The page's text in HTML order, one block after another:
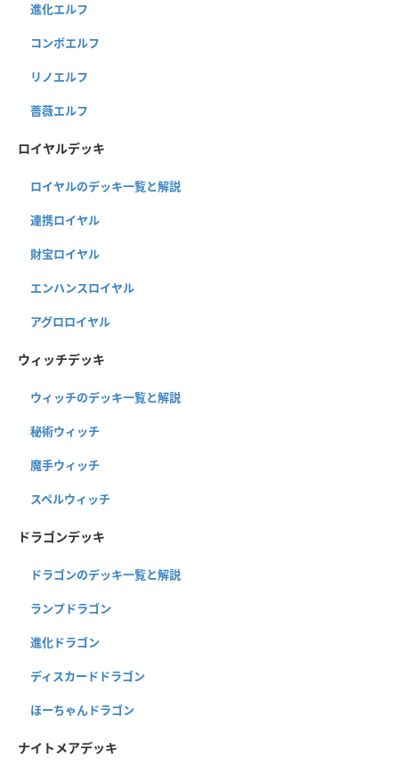
進化エルフ
コンボエルフ
リノエルフ
薔薇エルフ
ロイヤルデッキ
ロイヤルのデッキ一覧と解説
連携ロイヤル
財宝ロイヤル
エンハンスロイヤル
アグロロイヤル
ウィッチデッキ
ウィッチのデッキ一覧と解説
秘術ウィッチ
魔手ウィッチ
スペルウィッチ
ドラゴンデッキ
ドラゴンのデッキ一覧と解説
ランプドラゴン
進化ドラゴン
ディスカードドラゴン
ほーちゃんドラゴン
ナイトメアデッキ